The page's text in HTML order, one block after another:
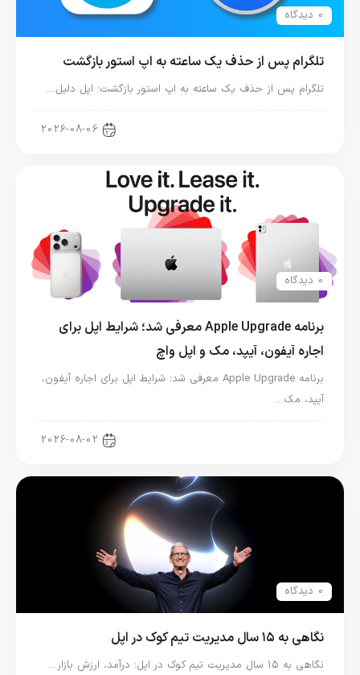
0 دیدگاه
تلگرام پس از حذف یک ساعته به اپ استور بازگشت
تلگرام پس از حذف یک ساعته به اپ استور بازگشت؛ اپل دلیل…
2026-08-06
0 دیدگاه
برنامه Apple Upgrade معرفی شد؛ شرایط اپل برای
اجاره آیفون، آیپد، مک و اپل واچ
برنامه Apple Upgrade معرفی شد؛ شرایط اپل برای اجاره آیفون،
آیپد، مک…
2026-08-02
0 دیدگاه
نگاهی به ۱۵ سال مدیریت تیم کوک در اپل
نگاهی به ۱۵ سال مدیریت تیم کوک در اپل؛ درآمد، ارزش بازار…